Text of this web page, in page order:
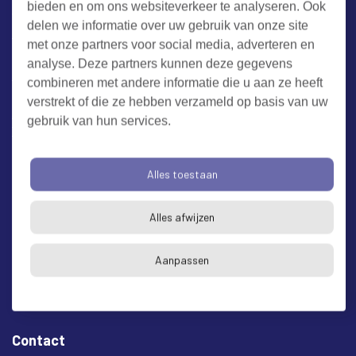
bieden en om ons websiteverkeer te analyseren. Ook
delen we informatie over uw gebruik van onze site
met onze partners voor social media, adverteren en
analyse. Deze partners kunnen deze gegevens
combineren met andere informatie die u aan ze heeft
verstrekt of die ze hebben verzameld op basis van uw
gebruik van hun services.
Alles toestaan
Alles afwijzen
Aanpassen
Werken bij RUD Zeeland
Milieuklacht melden
Algemene voorwaarden
Toegankelijkheid
Bezoekadres en postadres
* op afspraak
RUD Zeeland
Buitenruststraat 6
Contact